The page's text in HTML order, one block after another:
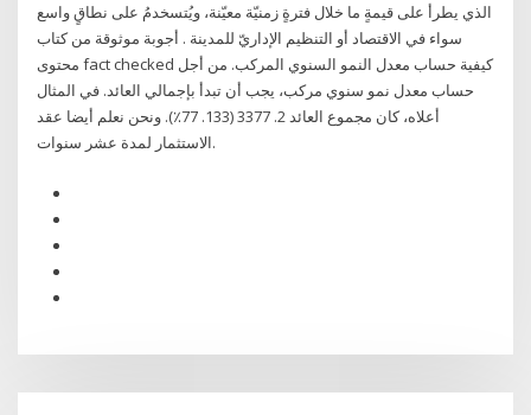
الذي يطرأ على قيمةٍ ما خلال فترةٍ زمنيّة معيّنة، ويُتسخدمُ على نطاقٍ واسع
سواء في الاقتصاد أو التنظيم الإداريّ للمدينة . أجوبة موثوقة من كتاب
محتوى fact checked كيفية حساب معدل النمو السنوي المركب. من أجل
حساب معدل نمو سنوي مركب، يجب أن تبدأ بإجمالي العائد. في المثال
أعلاه، كان مجموع العائد 2. 3377 (133. 77٪). ونحن نعلم أيضا عقد
الاستثمار لمدة عشر سنوات.